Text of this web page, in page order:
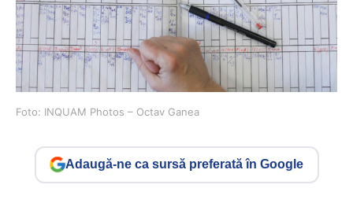
Foto: INQUAM Photos – Octav Ganea
Adaugă-ne ca sursă preferată în Google